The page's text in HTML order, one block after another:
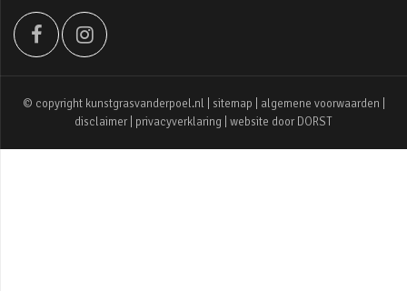
© copyright kunstgrasvanderpoel.nl | sitemap algemene voorwaarden
disclaimer
privacyverklaring | website door DORST